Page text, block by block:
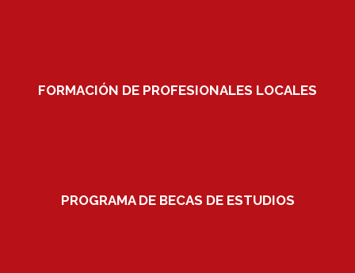
FORMACIÓN DE PROFESIONALES LOCALES
PROGRAMA DE BECAS DE ESTUDIOS